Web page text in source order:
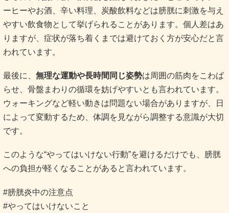
ーヒーやお酒、辛い料理、炭酸飲料などは膀胱に刺激を与え
やすい飲食物として挙げられることがあります。個人差はあ
りますが、症状が落ち着くまでは避けておく方が安心だと言
われています。
最後に、 無理な運動や長時間同じ姿勢は周囲の筋肉をこわば
らせ、骨盤まわりの循環を妨げやすいとも言われています。
ウォーキングなど軽い動きは問題ない場合がありますが、日
によって変動するため、体調を見ながら調整する意識が大切
です。
このような“やってはいけない行動”を避けるだけでも、膀胱
への負担が軽くなることがあると言われています。
#膀胱炎中の注意点
#やってはいけないこと